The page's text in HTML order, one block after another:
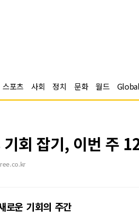
스포츠 사회 정치 문화 월드
회 잡기, 이번 주
로운 기회의 주간